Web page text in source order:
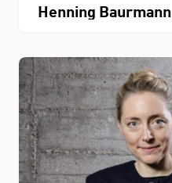
Henning Baurmann